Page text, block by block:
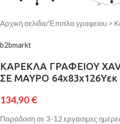
Αρχική σελίδα/Έπιπλα γραφείου >
b2bmarkt
ΚΑΡΕΚΛΑ ΓΡΑΦΕΙΟΥ
ΣΕ ΜΑΥΡΟ 64x83x126Yεκ
134,90€
Παράδοση σε 3-12 εργάσιμες